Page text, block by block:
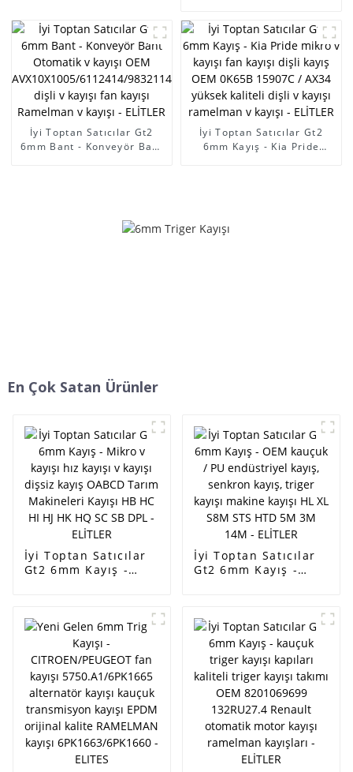
H MXL XL L XH T2.5 T5 T10
T20 3M 5M 8M 14M makine
kauçuk kayışı - ELİTLER
uygun Fabrika Doğrudan
Satış, triger kayışı takımı
OEM 7701476745/ kayış
boyutu 95RU23.4 triger
kayışı - ELİTLER
İyi Toptan Satıcılar Gt2
6mm Bant - Konveyör Bant
İyi Toptan Satıcılar Gt2
6mm Kayış - Kia Pride
En Çok Satan Ürünler
İyi Toptan Satıcılar
Gt2 6mm Kayış -
Makineleri Kayışı HB
HC HI HJ HK HQ SC
SB DPL - ELİTLER
İyi Toptan Satıcılar
Gt2 6mm Kayış -
senkron kayış, triger
kayışı makine kayışı
HL XL S8M STS HTD
5M 3M 14M -
ELİTLER